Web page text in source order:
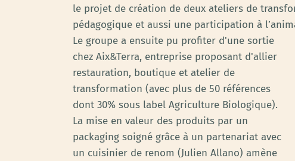
le projet de création de deux ateliers de
pédagogique et aussi une participation à
Le groupe a ensuite pu profiter d'une sortie
chez Aix&Terra, entreprise proposant d'allier
restauration, boutique et atelier de
transformation (avec plus de 50 références
dont 30% sous label Agriculture Biologique).
La mise en valeur des produits par un
packaging soigné grâce à un partenariat avec
un cuisinier de renom (Julien Allano) amène